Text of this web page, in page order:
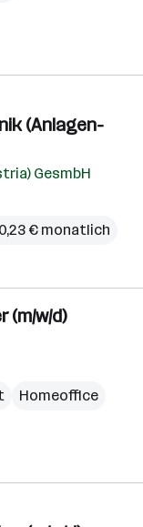
(Anlagen-
GesmbH
€ monatlich
(m/w/d)
Homeoffice